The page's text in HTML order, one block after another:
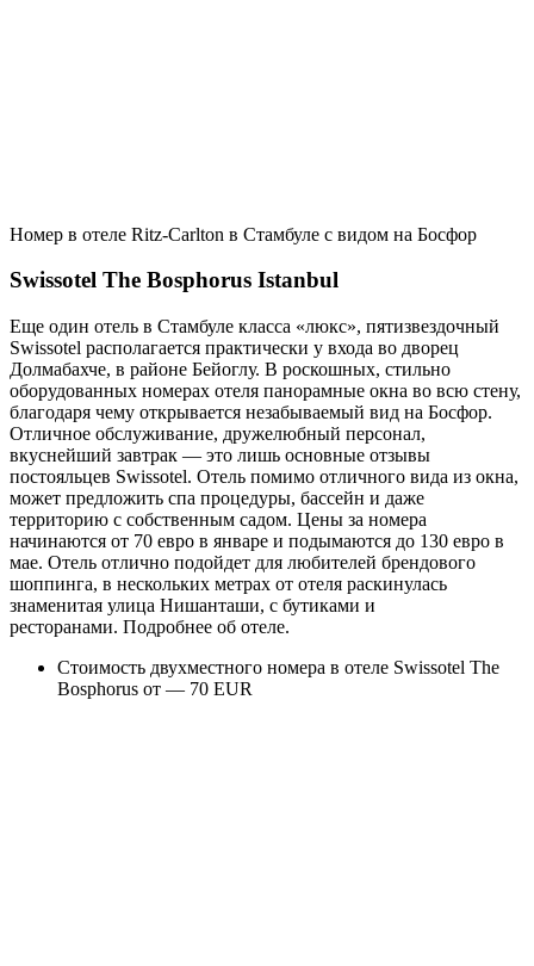
Номер в отеле Ritz-Carlton в Стамбуле с видом на Босфор
Swissotel The Bosphorus Istanbul
Еще один отель в Стамбуле класса «люкс», пятизвездочный
Swissotel располагается практически у входа во дворец
Долмабахче, в районе Бейоглу. В роскошных, стильно
оборудованных номерах отеля панорамные окна во всю стену,
благодаря чему открывается незабываемый вид на Босфор.
Отличное обслуживание, дружелюбный персонал,
вкуснейший завтрак — это лишь основные отзывы
постояльцев Swissotel. Отель помимо отличного вида из окна,
может предложить спа процедуры, бассейн и даже
территорию с собственным садом. Цены за номера
начинаются от 70 евро в январе и подымаются до 130 евро в
мае. Отель отлично подойдет для любителей брендового
шоппинга, в нескольких метрах от отеля раскинулась
знаменитая улица Нишанташи, с бутиками и
ресторанами. Подробнее об отеле.
Стоимость двухместного номера в отеле Swissotel The
Bosphorus от — 70 EUR